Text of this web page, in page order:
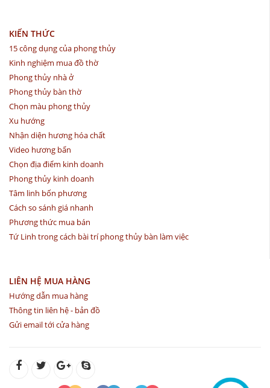
KIẾN THỨC
15 công dụng của phong thủy
Kinh nghiệm mua đồ thờ
Phong thủy nhà ở
Phong thủy bàn thờ
Chọn màu phong thủy
Xu hướng
Nhận diện hương hóa chất
Video hương bẩn
Chọn địa điểm kinh doanh
Phong thủy kinh doanh
Tâm linh bốn phương
Cách so sánh giá nhanh
Phương thức mua bán
Tứ Linh trong cách bài trí phong thủy bàn làm việc
LIÊN HỆ MUA HÀNG
Hướng dẫn mua hàng
Thông tin liên hệ - bản đồ
Gửi email tới cửa hàng